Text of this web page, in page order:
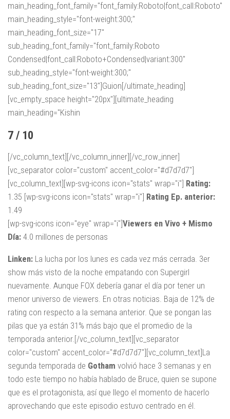
main_heading_font_family="font_family:Roboto|font_call:Roboto"
main_heading_style="font-weight:300;"
main_heading_font_size="17"
sub_heading_font_family="font_family:Roboto
Condensed|font_call:Roboto+Condensed|variant:300"
sub_heading_style="font-weight:300;"
sub_heading_font_size="13"]Guion[/ultimate_heading]
[vc_empty_space height="20px"][ultimate_heading
main_heading="Kishin
7 / 10
[/vc_column_text][/vc_column_inner][/vc_row_inner]
[vc_separator color="custom" accent_color="#d7d7d7"]
[vc_column_text][wp-svg-icons icon="stats" wrap="i"] Rating:
1.35 [wp-svg-icons icon="stats" wrap="i"] Rating Ep. anterior:
1.49
[wp-svg-icons icon="eye" wrap="i"]Viewers en Vivo + Mismo
Día: 4.0 millones de personas
Linken: La lucha por los lunes es cada vez más cerrada. 3er
show más visto de la noche empatando con Supergirl
nuevamente. Aunque FOX debería ganar el día por tener un
menor universo de viewers. En otras noticias. Baja de 12% de
rating con respecto a la semana anterior. Que se pongan las
pilas que ya están 31% más bajo que el promedio de la
temporada anterior.[/vc_column_text][vc_separator
color="custom" accent_color="#d7d7d7"][vc_column_text]La
segunda temporada de Gotham volvió hace 3 semanas y en
todo este tiempo no había hablado de Bruce, quien se supone
que es el protagonista, así que llego el momento de hacerlo
aprovechando que este episodio estuvo centrado en él.